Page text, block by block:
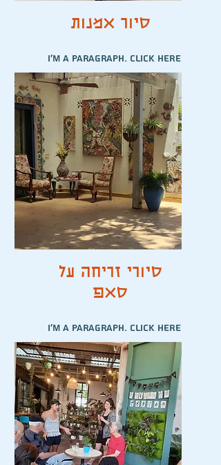
סיור אמנות
I'm a paragraph. Click here
to add your own text and
edit me. It’s easy.
סיורי זריחה על
סאפ
I'm a paragraph. Click here
to add your own text and
edit me. It’s easy.